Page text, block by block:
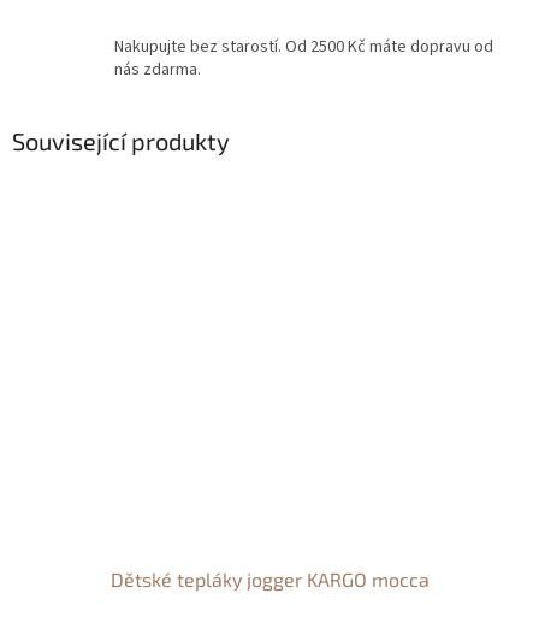
Nakupujte bez starostí. Od 2500 Kč máte dopravu od
nás zdarma.
Související produkty
Dětské tepláky jogger KARGO mocca